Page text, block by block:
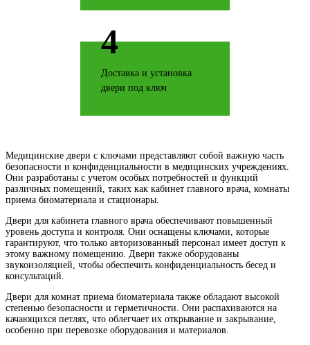
Коричневая кожа
Латте софт
4
Доставка и установка
двери под ключ
Медицинские двери с ключами представляют собой важную часть
безопасности и конфиденциальности в медицинских учреждениях.
Они разработаны с учетом особых потребностей и функций
различных помещений, таких как кабинет главного врача, комнаты
приема биоматериала и стационары.
Двери для кабинета главного врача обеспечивают повышенный
уровень доступа и контроля. Они оснащены ключами, которые
гарантируют, что только авторизованный персонал имеет доступ к
этому важному помещению. Двери также оборудованы
звукоизоляцией, чтобы обеспечить конфиденциальность бесед и
консультаций.
Двери для комнат приема биоматериала также обладают высокой
степенью безопасности и герметичности. Они распахиваются на
качающихся петлях, что облегчает их открывание и закрывание,
особенно при перевозке оборудования и материалов.